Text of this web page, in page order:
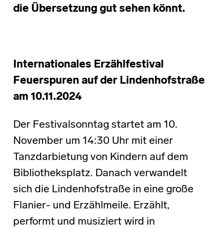
die Übersetzung gut sehen könnt.
Internationales Erzählfestival
Feuerspuren auf der Lindenhofstraße
am 10.11.2024
Der Festivalsonntag startet am 10.
November um 14:30 Uhr mit einer
Tanzdarbietung von Kindern auf dem
Bibliotheksplatz. Danach verwandelt
sich die Lindenhofstraße in eine große
Flanier- und Erzählmeile. Erzählt,
performt und musiziert wird in